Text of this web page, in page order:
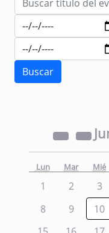
Lun Mar Mié
1 2 3
8
9 10